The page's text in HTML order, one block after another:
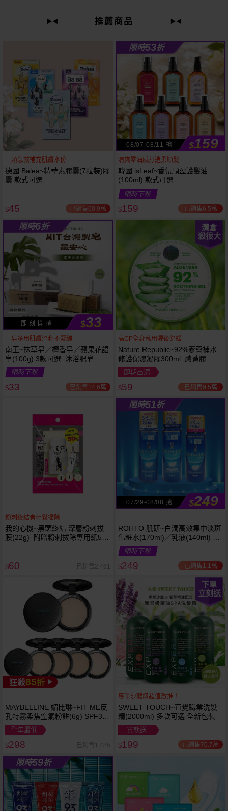
立刻送
限時53折
越多越
便宜
推薦商品
一顆急救補充肌膚水份
德國 Balea~精華素膠囊(7粒裝)膠
囊 款式可選
$45 已銷售60.9萬
限時53折
08/07-08/11 搶 $159
清爽零油感打造柔順髮
韓國 isLeaf~香氛順盈護髮油
(100ml) 款式可選
限時下殺
$159 已銷售6.5萬
限時6折
即 刻 開 搶 $33
一皂多用肌膚溫和不緊繃
南王~抹草皂／檀香皂／蘋果花語
皂(100g) 3款可選 沐浴肥皂
限時下殺
$33 已銷售14.6萬
清倉
殺很大
高CP全身萬用曬後舒緩
Nature Republic~92%蘆薈補水
修護保濕凝膠300ml 蘆薈膠
即期出清
$59 已銷售9.5萬
粉刺終結者輕鬆掃除
我的心機~黑頭終結 深層粉刺拔
膜(22g) 附贈粉刺拔除專用紙50
$60 已銷售2,461
限時51折
07/29-08/08 搶 $249
ROHTO 肌研~白潤高效集中淡斑
化粧水(170ml)／乳液(140ml) 款
式可選
限時下殺
$249 已銷售1.1萬
狂殺85折
MAYBELLINE 媚比琳~FIT ME反
孔特霧柔焦空氣粉餅(6g) SPF32
PA+++ 款式可選 空氣小圓餅
全年最低
$298 已銷售1,485
下單
立刻送
專業沙龍級超值激推！
SWEET TOUCH~直覺職業洗髮
精(2000ml) 多款可選 全新包裝
買就送
$199 已銷售70.7萬
限時59折